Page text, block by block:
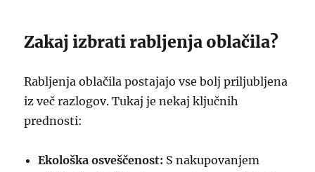
Zakaj izbrati rabljenja oblačila?
Rabljenja oblačila postajajo vse bolj priljubljena
iz več razlogov. Tukaj je nekaj ključnih
prednosti:
Ekološka osveščenost: S nakupovanjem